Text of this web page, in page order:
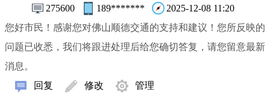
275600 189*******
2025-12-08 11:20
您好市民！感谢您对佛山顺德交通的支持和建议！您所反映的
问题已收悉，我们将跟进处理后给您确切答复，请您留意最新
消息。
回复
修改 管理